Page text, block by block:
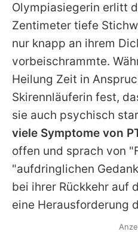
Utiq
Olympiasiegerin erlitt
Zentimeter tiefe
nur knapp an ihrem
vorbeischrammte.
Heilung Zeit in
Skirennläuferin fest,
sie auch psychisch
viele Symptome von
offen und sprach von
"aufdringlichen
bei ihrer Rückkehr auf
eine Herausforderung